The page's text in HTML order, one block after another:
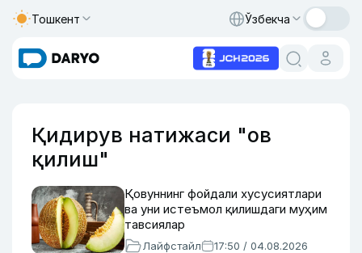
Тошкент Ўзбекча
Қидирув натижаси "ов
қилиш"
Қовуннинг фойдали хусусиятлари
ва уни истеъмол қилишдаги муҳим
тавсиялар
Лайфстайл 17:50 / 04.08.2026